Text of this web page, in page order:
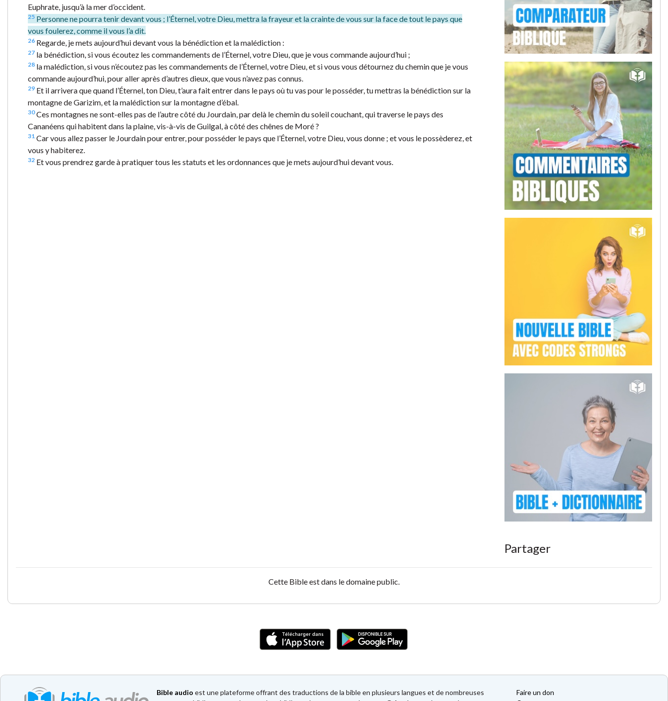
Euphrate, jusqu’à la mer d’occident.
25 Personne ne pourra tenir devant vous ; l’Éternel, votre Dieu, mettra la frayeur et la crainte de vous sur la face de tout le pays que
vous foulerez, comme il vous l’a dit.
26 Regarde, je mets aujourd’hui devant vous la bénédiction et la malédiction :
27 la bénédiction, si vous écoutez les commandements de l’Éternel, votre Dieu, que je vous commande aujourd’hui ;
28 la malédiction, si vous n’écoutez pas les commandements de l’Éternel, votre Dieu, et si vous vous détournez du chemin que je vous
commande aujourd’hui, pour aller après d’autres dieux, que vous n’avez pas connus.
29 Et il arrivera que quand l’Éternel, ton Dieu, t’aura fait entrer dans le pays où tu vas pour le posséder, tu mettras la bénédiction sur la
montagne de Garizim, et la malédiction sur la montagne d’ébal.
30Ces montagnes ne sont-elles pas de l’autre côté du Jourdain, par delà le chemin du soleil couchant, qui traverse le pays des
Cananéens qui habitent dans la plaine, vis-à-vis de Guilgal, à côté des chênes de Moré ?
31 Car vous allez passer le Jourdain pour entrer, pour posséder le pays que l’Éternel, votre Dieu, vous donne ; et vous le possèderez, et
vous y habiterez.
32 Et vous prendrez garde à pratiquer tous les statuts et les ordonnances que je mets aujourd’hui devant vous.
Partager
Cette Bible est dans le domaine public.
Bible audio est une plateforme offrant des traductions de la bible en plusieurs langues et de nombreuses
Faire un don